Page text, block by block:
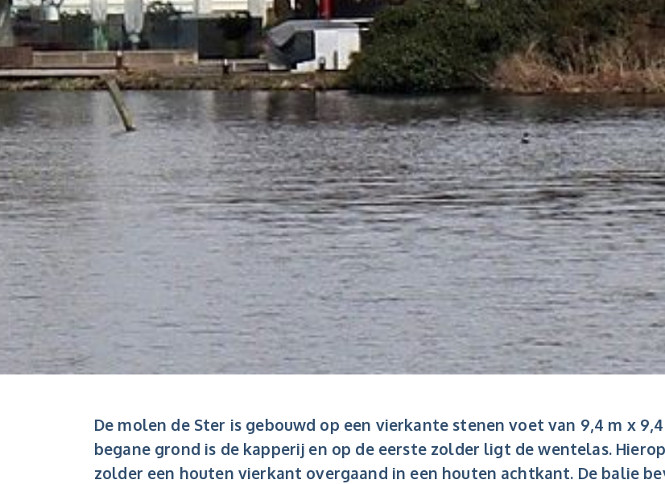
De molen de Ster is gebouwd op een vierkante stenen voet van 9,4 m x
begane grond is de kapperij en op de eerste zolder ligt de wentelas.
zolder een houten vierkant overgaand in een houten achtkant. De balie